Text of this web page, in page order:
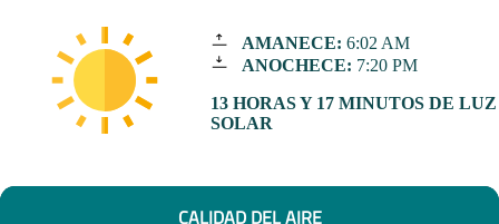
AMANECE: 6:02 AM
ANOCHECE: 7:20 PM
13 HORAS Y 17 MINUTOS DE LUZ
SOLAR
CALIDAD DEL AIRE